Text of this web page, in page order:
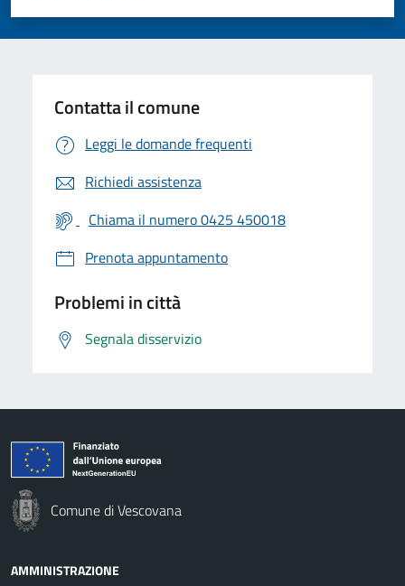
Valuta 5 stelle su 5
Valuta 4 stelle su 5
Valuta 3 stelle su 5
Valuta 2 stelle su 5
Valuta 1 stelle su 5
Contatta il comune
Leggi le domande frequenti
Richiedi assistenza
Chiama il numero 0425 450018
Prenota appuntamento
Problemi in città
Segnala disservizio
Comune di Vescovana
AMMINISTRAZIONE